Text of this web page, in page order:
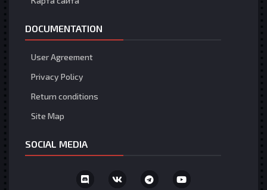
DOCUMENTATION
User Agreement
Privacy Policy
Return conditions
Site Map
SOCIAL MEDIA